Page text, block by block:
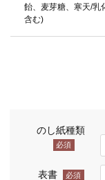
飴、麦芽糖、寒天/乳
含む)
のし紙種類
須)
表書